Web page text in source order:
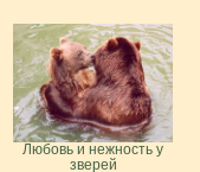
Любовь и нежность у
зверей